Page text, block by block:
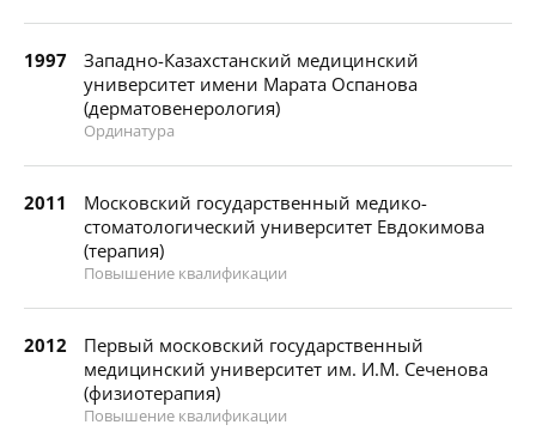
1997
Западно-Казахстанский медицинский
университет имени Марата Оспанова
(дерматовенерология)
Ординатура
2011
Московский государственный медико-
стоматологический университет Евдокимова
(терапия)
Повышение квалификации
2012
Первый московский государственный
медицинский университет им. И.М. Сеченова
(физиотерапия)
Повышение квалификации